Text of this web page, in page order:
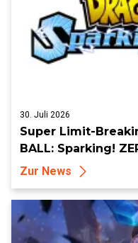
30. Juli 2026
Super Limit-
BALL: Sparking!
Zur News